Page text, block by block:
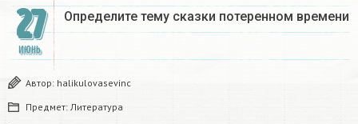
27
ИЮНЬ
Определите тему сказки потеренном времени​
Автор: halikulovasevinc
Предмет: Литература